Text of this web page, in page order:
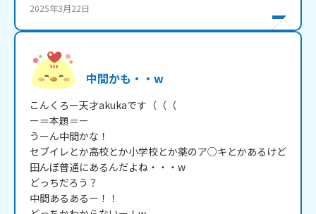
2025年3月22日
中間かも・・w
こんくろー天才akukaです（（（
ー＝本題＝ー
うーん中間かな！
セブイレとか高校とか小学校とか薬のア○キとかあるけど
田んぼ普通にあるんだよね・・・w
どっちだろう？
中間あるあるー！！